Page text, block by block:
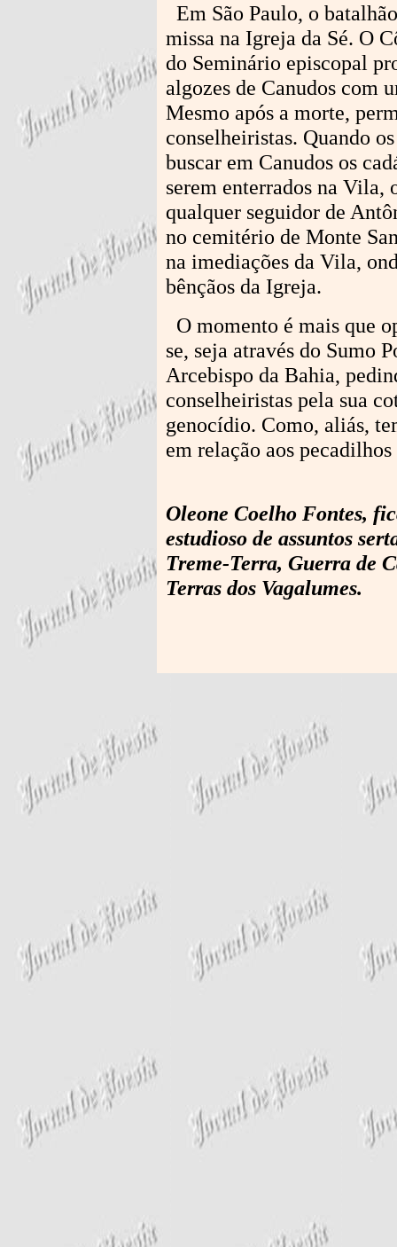
Em São Paulo, o
missa na Igreja da Sé. O
do Seminário episcopal
algozes de Canudos com
Mesmo após a morte,
conselheiristas. Quando
buscar em Canudos os
serem enterrados na
qualquer seguidor de
no cemitério de Monte
na imediações da Vila,
bênçãos da Igreja.
O momento é mais que
se, seja através do Sumo
Arcebispo da Bahia,
conselheiristas pela sua
genocídio. Como, aliás,
em relação aos
Oleone Coelho Fontes,
estudioso de assuntos
Treme-Terra, Guerra de
Terras dos Vagalumes.